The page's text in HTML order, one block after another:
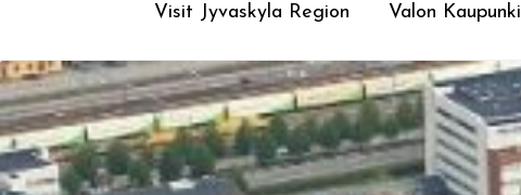
Visit Jyvaskyla Region Valon Kaupunki